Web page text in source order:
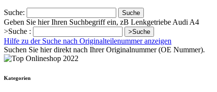
Suche: Suche
Geben Sie hier Ihren Suchbegriff ein, zB Lenkgetriebe Audi A4
>Suche :
>Suche
Hilfe zu der Suche nach Originalteilenummer anzeigen
Suchen Sie hier direkt nach Ihrer Originalnummer (OE Nummer).
Kategorien